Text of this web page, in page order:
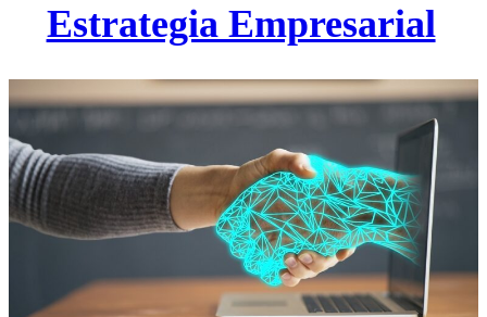
Estrategia Empresarial